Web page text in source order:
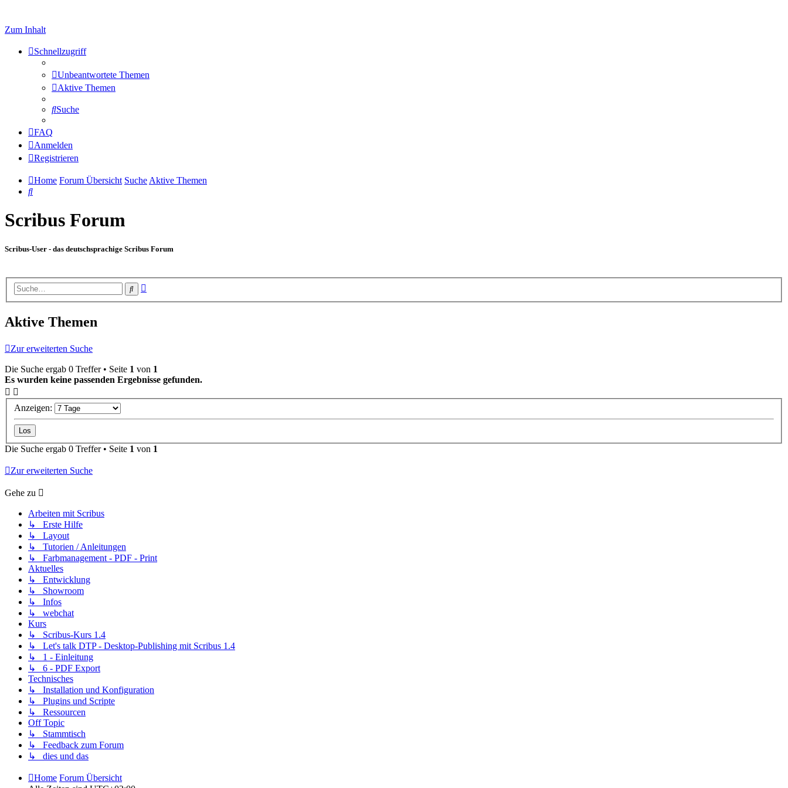
Zum Inhalt
Schnellzugriff
Unbeantwortete Themen
Aktive Themen
Suche
FAQ
Anmelden
Registrieren
Home Forum Übersicht Suche Aktive Themen
Suche
Scribus Forum
Scribus-User - das deutschsprachige Scribus Forum
Suche
Aktive Themen
Zur erweiterten Suche
Die Suche ergab 0 Treffer • Seite 1 von 1
Es wurden keine passenden Ergebnisse gefunden.
Anzeigen:
Die Suche ergab 0 Treffer • Seite 1 von 1
Zur erweiterten Suche
Gehe zu
Arbeiten mit Scribus
↳ Erste Hilfe
↳ Layout
↳ Tutorien / Anleitungen
↳ Farbmanagement - PDF - Print
Aktuelles
↳ Entwicklung
↳ Showroom
↳ Infos
↳ webchat
Kurs
↳ Scribus-Kurs 1.4
↳ Let's talk DTP - Desktop-Publishing mit Scribus 1.4
↳ 1 - Einleitung
↳ 6 - PDF Export
Technisches
↳ Installation und Konfiguration
↳ Plugins und Scripte
↳ Ressourcen
Off Topic
↳ Stammtisch
↳ Feedback zum Forum
↳ dies und das
Home Forum Übersicht